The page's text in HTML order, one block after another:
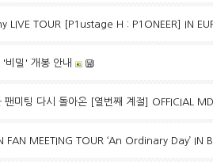
LIVE TOUR [P1ustage H : P1ONEER] IN
비밀' 개봉 안내
미팅 다시 돌아온 [열번째 계절] OFFICIAL
MEETING TOUR ‘An Ordinary Day’ IN